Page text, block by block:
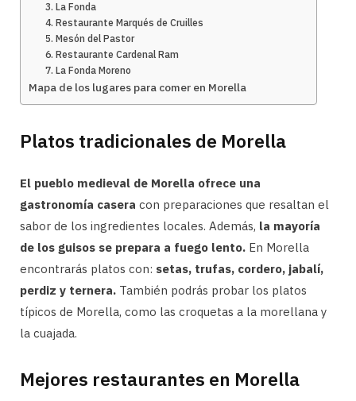
3. La Fonda
4. Restaurante Marqués de Cruilles
5. Mesón del Pastor
6. Restaurante Cardenal Ram
7. La Fonda Moreno
Mapa de los lugares para comer en Morella
Platos tradicionales de Morella
El pueblo medieval de Morella ofrece una
gastronomía casera con preparaciones que resaltan el
sabor de los ingredientes locales. Además, la mayoría
de los guisos se prepara a fuego lento. En Morella
encontrarás platos con: setas, trufas, cordero, jabalí,
perdiz y ternera. También podrás probar los platos
típicos de Morella, como las croquetas a la morellana y
la cuajada.
Mejores restaurantes en Morella